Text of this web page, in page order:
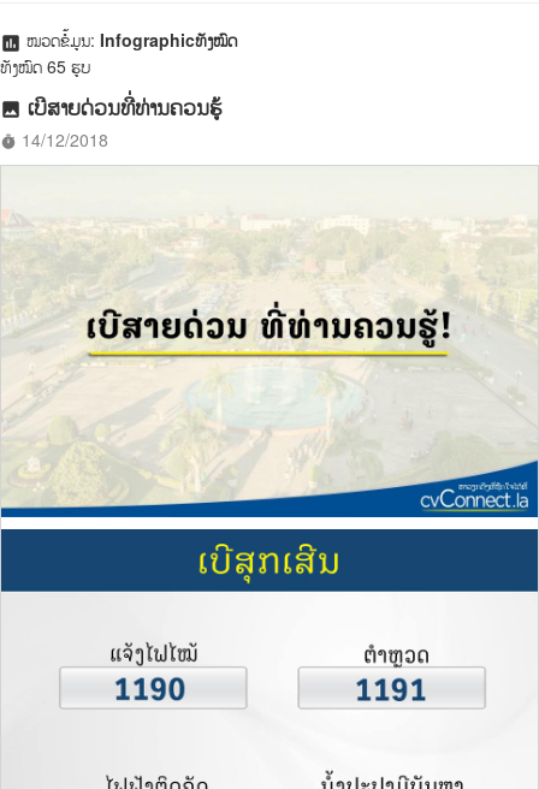
assessment ໝວດຂໍ້ມູນ: Infographicທັງໝົດ
ທັງໝົດ 65 ຮູບ
photo ເບີສາຍດ່ວນທີ່ທ່ານຄວນຮູ້
timer 14/12/2018